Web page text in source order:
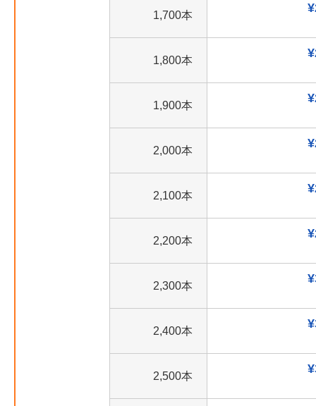
1,700本
1,800本
1,900本
2,000本
2,100本
2,200本
2,300本
2,400本
2,500本